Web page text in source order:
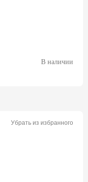
В наличии
Убрать из избранного